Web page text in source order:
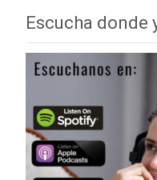
Escucha donde